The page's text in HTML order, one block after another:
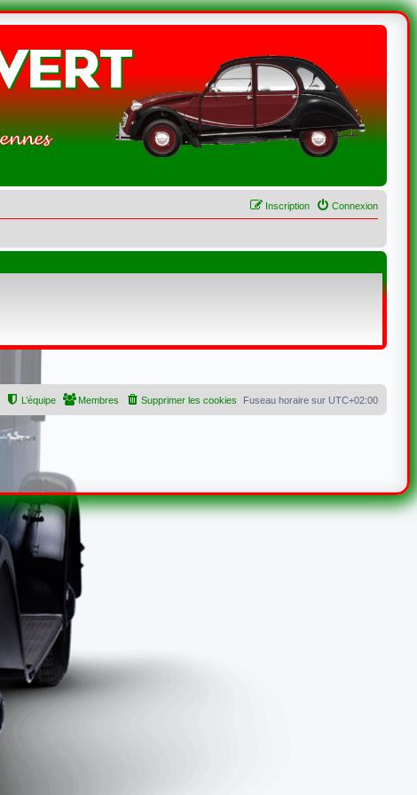
Connexion
Inscription
Fuseau horaire sur UTC+02:00
Supprimer les cookies
Membres
L’équipe